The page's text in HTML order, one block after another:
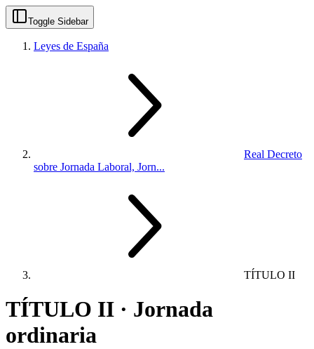
Toggle Sidebar
Leyes de España
Real Decreto
sobre Jornada Laboral, Jorn...
TÍTULO II
TÍTULO II · Jornada
ordinaria